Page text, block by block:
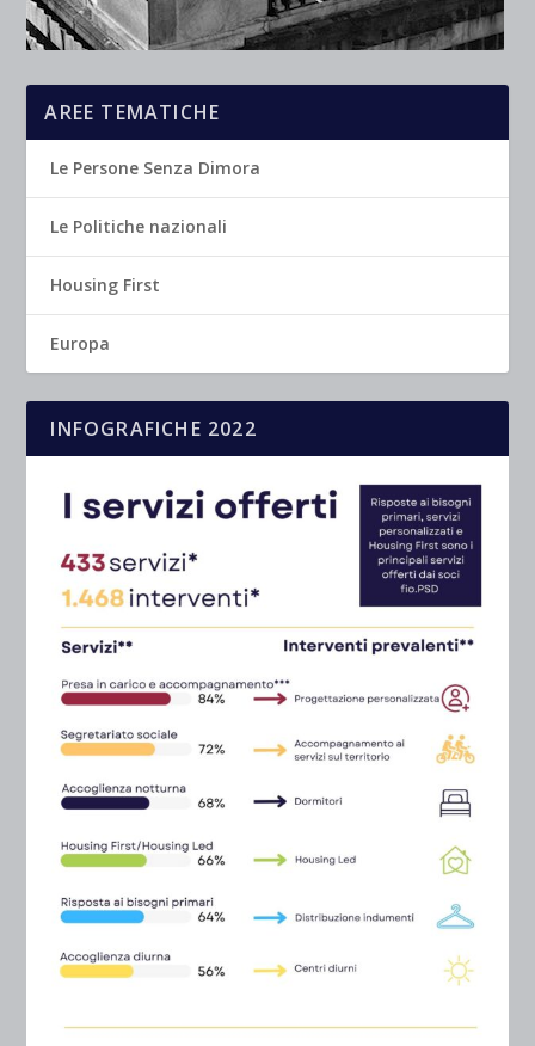
AREE TEMATICHE
Le Persone Senza Dimora
Le Politiche nazionali
Housing First
Europa
INFOGRAFICHE 2022